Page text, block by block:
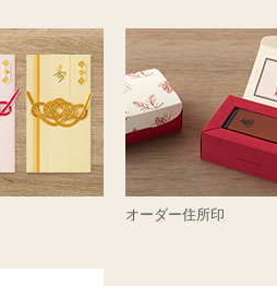
オーダー住所印